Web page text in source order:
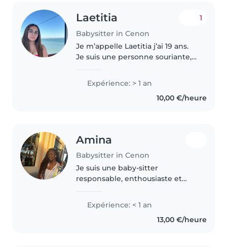
Laetitia
Babysitter in Cenon
1
Je m’appelle Laetitia j’ai 19 ans.
Je suis une personne souriante,
J’adore passer du temps avec les
enfants. Je suis patiente,..
Expérience: > 1 an
10,00 €/heure
Amina
Babysitter in Cenon
Je suis une baby-sitter
responsable, enthousiaste et
vos enfants avec soin et
attention. Bien que je sois
nouvelle dans le domaine, je suis
Expérience: < 1 an
13,00 €/heure